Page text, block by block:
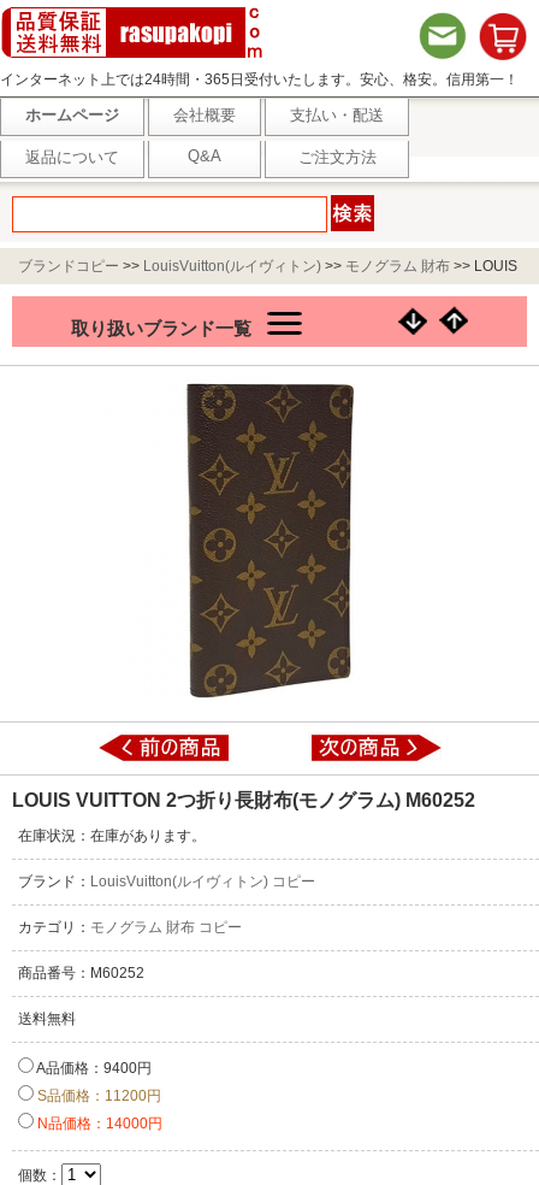
インターネット上では24時間・365日受付いたします。安心、格安。信用第一！
ホームページ 会社概要 支払い・配送
返品について Q&A ご注文方法
ブランドコピー >> LouisVuitton(ルイヴィトン) >> モノグラム 財布 >> LOUIS
取り扱いブランド一覧
LOUIS VUITTON 2つ折り長財布(モノグラム) M60252
在庫状況：在庫があります。
ブランド： LouisVuitton(ルイヴィトン) コピー
カテゴリ： モノグラム 財布 コピー
商品番号：M60252
送料無料
A品価格：9400円
S品価格：11200円
N品価格：14000円
個数：